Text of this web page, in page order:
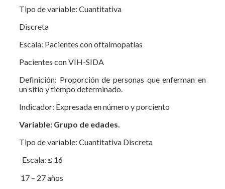
Tipo de variable: Cuantitativa
Discreta
Escala: Pacientes con oftalmopatías
Pacientes con VIH-SIDA
Definición: Proporción de personas que enferman en
un sitio y tiempo determinado.
Indicador: Expresada en número y porciento
Variable: Grupo de edades.
Tipo de variable: Cuantitativa Discreta
Escala: ≤ 16
17 – 27 años